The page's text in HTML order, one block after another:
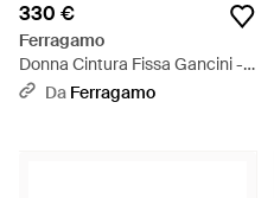
330 €
Ferragamo
Donna Cintura Fissa Gancini -
Neutro
Da Ferragamo